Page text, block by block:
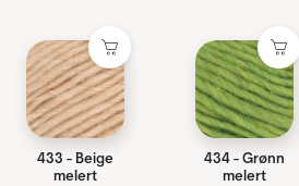
433 - Beige
melert
434 - Grønn
melert